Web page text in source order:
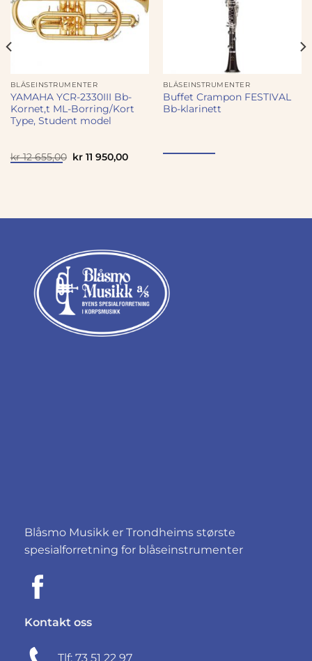
BLÅSEINSTRUMENTER
YAMAHA YCR-2330III Bb-
Kornet,t ML-Borring/Kort
Type, Student model
kr12 655,00 Opprinnelig
kr11 950,00Nåværende
BLÅSEINSTRUMENTER
Buffet Crampon FESTIVAL
Bb-klarinett
Blåsmo Musikk er Trondheims største
spesialforretning for blåseinstrumenter
Kontakt oss
Tlf: 73 51 22 97